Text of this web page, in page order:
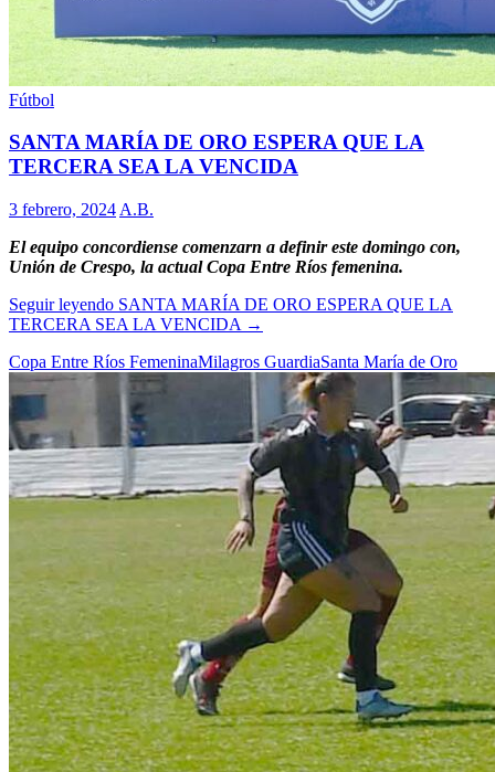
Fútbol
SANTA MARÍA DE ORO ESPERA QUE LA
TERCERA SEA LA VENCIDA
3 febrero, 2024 A.B.
El equipo concordiense comenzarn a definir este domingo con,
Unión de Crespo, la actual Copa Entre Ríos femenina.
Seguir leyendo SANTA MARÍA DE ORO ESPERA QUE LA
TERCERA SEA LA VENCIDA →
Copa Entre Ríos FemeninaMilagros GuardiaSanta María de Oro